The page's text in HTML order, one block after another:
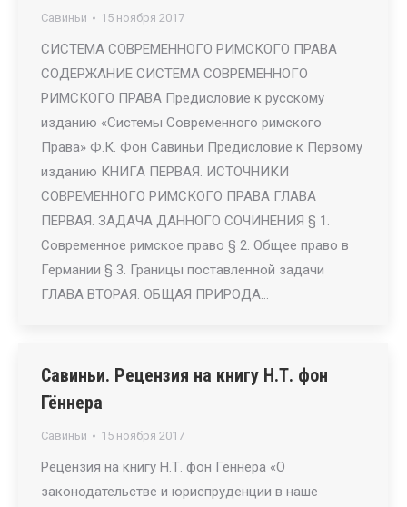
Савиньи 15 ноября 2017
СИСТЕМА СОВРЕМЕННОГО РИМСКОГО ПРАВА
СОДЕРЖАНИЕ СИСТЕМА СОВРЕМЕННОГО
РИМСКОГО ПРАВА Предисловие к русскому
изданию «Системы Современного римского
Права» Ф.К. Фон Савиньи Предисловие к Первому
изданию КНИГА ПЕРВАЯ. ИСТОЧНИКИ
СОВРЕМЕННОГО РИМСКОГО ПРАВА ГЛАВА
ПЕРВАЯ. ЗАДАЧА ДАННОГО СОЧИНЕНИЯ § 1.
Современное римское право § 2. Общее право в
Германии § 3. Границы поставленной задачи
ГЛАВА ВТОРАЯ. ОБЩАЯ ПРИРОДА…
Савиньи. Рецензия на книгу Н.Т. фон
Гённера
Савиньи 15 ноября 2017
Рецензия на книгу Н.Т. фон Гённера «О
законодательстве и юриспруденции в наше